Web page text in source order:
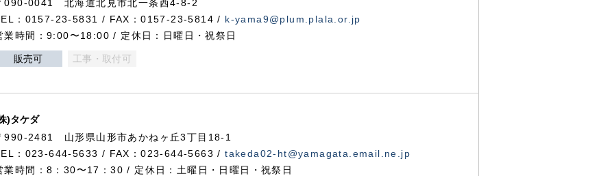
090-0041 北海道北見市北一条西4-8-2
：0157-23-5831 / FAX：0157-23-5814 / k-yama9@plum.plala.or.jp
業時間：9:00〜18:00 / 定休日：日曜日・祝祭日
販売可 工事・取付可
)タケダ
990-2481 山形県山形市あかねヶ丘3丁目18-1
：023-644-5633 / FAX：023-644-5663 /takeda02-ht@yamagata.email.ne.jp
業時間：8：30〜17：30 / 定休日：土曜日・日曜日・祝祭日